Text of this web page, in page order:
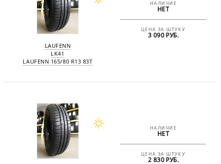
LAUFENN
LK41
LAUFENN 165/80 R13 83T
НАЛИЧИЕ
НЕТ
ЦЕНА ЗА ШТУКУ
3 090 РУБ.
НАЛИЧИЕ
НЕТ
ЦЕНА ЗА ШТУКУ
2 830 РУБ.